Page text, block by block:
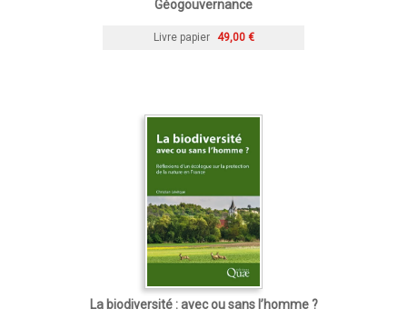
Géogouvernance
Livre papier 49,00 €
La biodiversité : avec ou sans l’homme ?